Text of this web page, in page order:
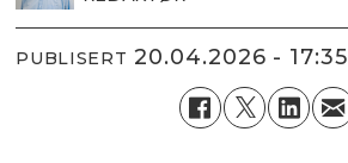
PUBLISERT 20.04.2026 - 17:35